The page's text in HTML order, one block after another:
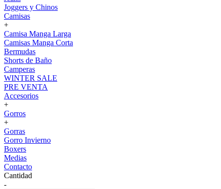
Joggers y Chinos
Camisas
+
Camisa Manga Larga
Camisas Manga Corta
Bermudas
Shorts de Baño
Camperas
WINTER SALE
PRE VENTA
Accesorios
+
Gorros
+
Gorras
Gorro Invierno
Boxers
Medias
Contacto
Cantidad
-